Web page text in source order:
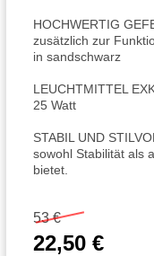
HOCHWERTIG
zusätzlich zur
in sandschwarz
LEUCHTMITTEL
25 Watt
STABIL UND
sowohl Stabilität als
bietet.
53 €
22,50 €